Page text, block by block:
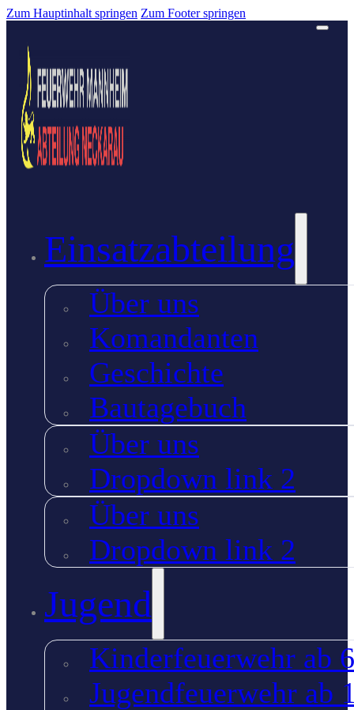
Zum Hauptinhalt springen Zum Footer springen
Einsatzabteilung
Über uns
Komandanten
Geschichte
Bautagebuch
Über uns
Dropdown link 2
Über uns
Dropdown link 2
Jugend
Kinderfeuerwehr ab
Jugendfeuerwehr ab